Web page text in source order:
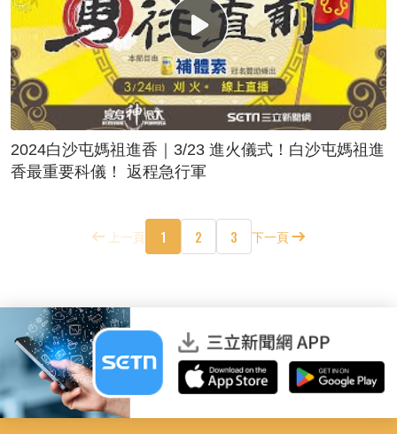
2024白沙屯媽祖進香｜3/23 進火儀式！白沙屯媽祖進
香最重要科儀！ 返程急行軍
上一頁 1 2 3 下一頁